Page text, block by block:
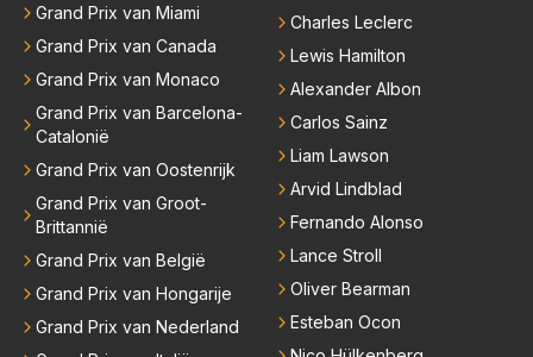
Grand Prix van Miami
Grand Prix van Canada
Grand Prix van Monaco
Grand Prix van Barcelona-
Catalonië
Grand Prix van Oostenrijk
Grand Prix van Groot-
Brittannië
Grand Prix van België
Grand Prix van Hongarije
Grand Prix van Nederland
Charles Leclerc
Lewis Hamilton
Alexander Albon
Carlos Sainz
Liam Lawson
Arvid Lindblad
Fernando Alonso
Lance Stroll
Oliver Bearman
Esteban Ocon